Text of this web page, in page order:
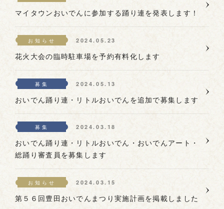
マイタウンおいでんに参加する踊り連を発表します！
お知らせ 2024.05.23
花火大会の臨時駐車場を予約有料化します
募集 2024.05.13
おいでん踊り連・リトルおいでんを追加で募集します
募集 2024.03.18
おいでん踊り連・リトルおいでん・おいでんアート・
総踊り審査員を募集します
お知らせ 2024.03.15
第５６回豊田おいでんまつり実施計画を掲載しました